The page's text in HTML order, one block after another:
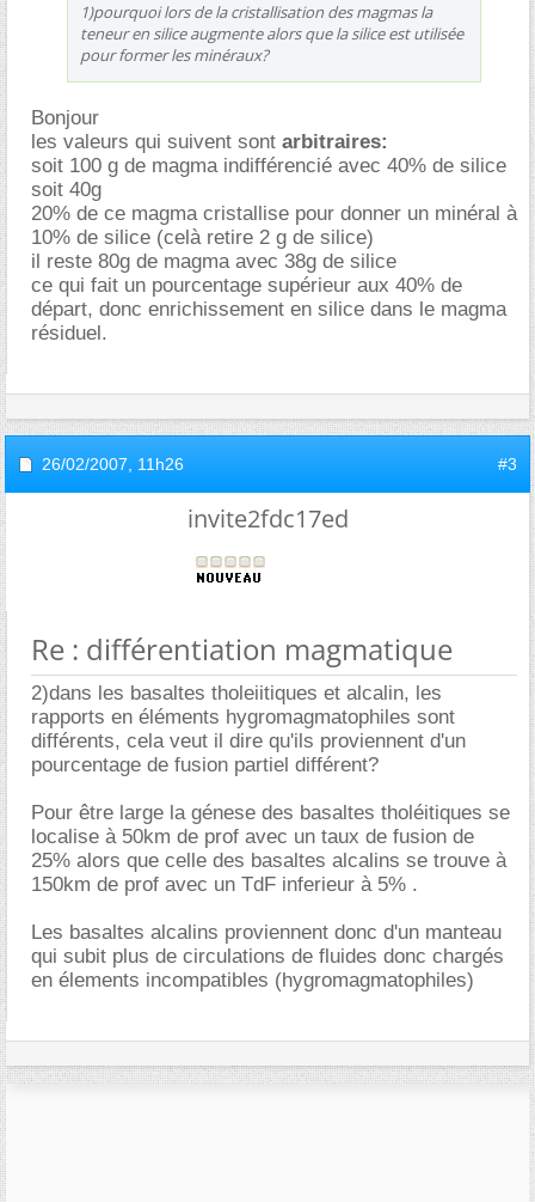
1)pourquoi lors de la cristallisation des magmas la
teneur en silice augmente alors que la silice est utilisée
pour former les minéraux?
Bonjour
les valeurs qui suivent sont arbitraires:
soit 100 g de magma indifférencié avec 40% de silice
soit 40g
20% de ce magma cristallise pour donner un minéral à
10% de silice (celà retire 2 g de silice)
il reste 80g de magma avec 38g de silice
ce qui fait un pourcentage supérieur aux 40% de
départ, donc enrichissement en silice dans le magma
résiduel.
26/02/2007, 11h26 #3
invite2fdc17ed
Re : différentiation magmatique
2)dans les basaltes tholeiitiques et alcalin, les
rapports en éléments hygromagmatophiles sont
différents, cela veut il dire qu'ils proviennent d'un
pourcentage de fusion partiel différent?
Pour être large la génese des basaltes tholéitiques se
localise à 50km de prof avec un taux de fusion de
25% alors que celle des basaltes alcalins se trouve à
150km de prof avec un TdF inferieur à 5% .
Les basaltes alcalins proviennent donc d'un manteau
qui subit plus de circulations de fluides donc chargés
en élements incompatibles (hygromagmatophiles)